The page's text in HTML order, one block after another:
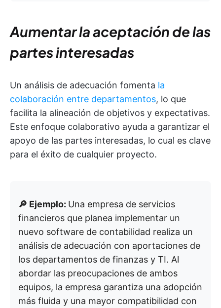
Aumentar la aceptación de las
partes interesadas
Un análisis de adecuación fomenta la
colaboración entre departamentos, lo que
facilita la alineación de objetivos y expectativas.
Este enfoque colaborativo ayuda a garantizar el
apoyo de las partes interesadas, lo cual es clave
para el éxito de cualquier proyecto.
🔎 Ejemplo: Una empresa de servicios
financieros que planea implementar un
nuevo software de contabilidad realiza un
análisis de adecuación con aportaciones de
los departamentos de finanzas y TI. Al
abordar las preocupaciones de ambos
equipos, la empresa garantiza una adopción
más fluida y una mayor compatibilidad con